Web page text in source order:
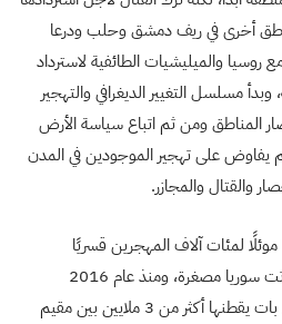
أخرى في ريف دمشق وحلب ودرعا
والميليشيات الطائفية لاسترداد
مسلسل التغيير الديغرافي والتهجير
المناطق ومن ثم اتباع سياسة الأرض
يفاوض على تهجير الموجودين في المدن
والقتال والمجازر.
لمئات آلاف المهجرين قسريًا
من أنحاء سوريا كافة، حتى إنها باتت سوريا مصغرة، ومنذ عام 2016
تصاعدت حدّة التهجير إليها، حتى بات يقطنها أكثر من 3 ملايين بين مقيم